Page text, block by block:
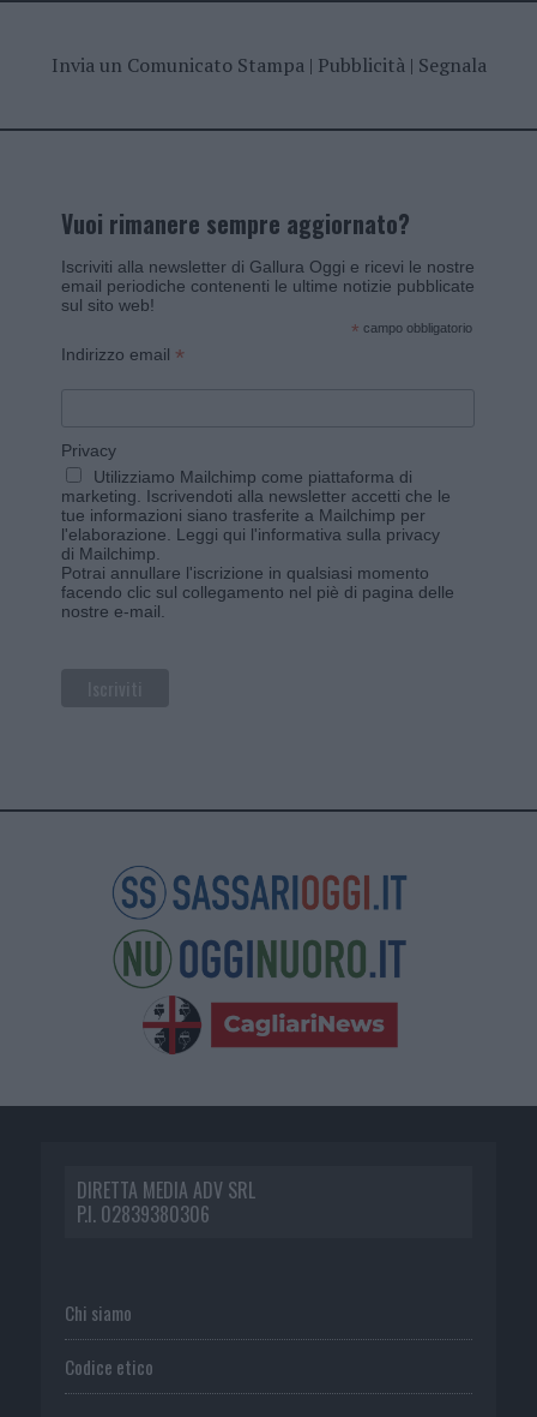
Invia un Comunicato Stampa| Pubblicità| Segnala
Vuoi rimanere sempre aggiornato?
Iscriviti alla newsletter di Gallura Oggi e ricevi le nostre
email periodiche contenenti le ultime notizie pubblicate
sul sito web!
* campo obbligatorio
Indirizzo email *
Privacy
Utilizziamo Mailchimp come piattaforma di
marketing. Iscrivendoti alla newsletter accetti che le
tue informazioni siano trasferite a Mailchimp per
l'elaborazione. Leggi qui l'informativa sulla privacy
di Mailchimp
Potrai annullare l'iscrizione in qualsiasi momento
facendo clic sul collegamento nel piè di pagina delle
nostre e-mail.
DIRETTA MEDIA ADV SRL
P.I. 02839380306
Chi siamo
Codice etico